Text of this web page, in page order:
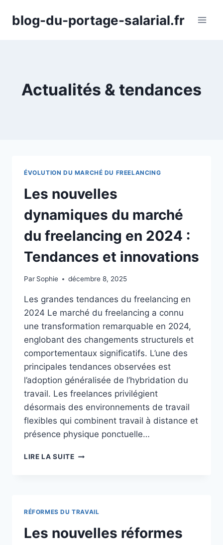
blog-du-portage-salarial.fr
Actualités & tendances
ÉVOLUTION DU MARCHÉ DU FREELANCING
Les nouvelles
dynamiques du marché
du freelancing en 2024 :
Tendances et innovations
Par Sophie décembre 8, 2025
Les grandes tendances du freelancing en
2024 Le marché du freelancing a connu
une transformation remarquable en 2024,
englobant des changements structurels et
comportementaux significatifs. L’une des
principales tendances observées est
l’adoption généralisée de l’hybridation du
travail. Les freelances privilégient
désormais des environnements de travail
flexibles qui combinent travail à distance et
présence physique ponctuelle…
LIRE LA SUITELES
2024
RÉFORMES DU TRAVAIL
Les nouvelles réformes